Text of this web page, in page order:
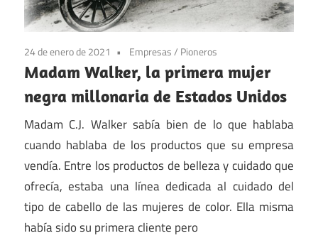
24 de enero de 2021 Empresas/ Pioneros
Madam Walker, la primera mujer
negra millonaria de Estados Unidos
Madam C.J. Walker sabía bien de lo que hablaba
cuando hablaba de los productos que su empresa
vendía. Entre los productos de belleza y cuidado que
ofrecía, estaba una línea dedicada al cuidado del
tipo de cabello de las mujeres de color. Ella misma
había sido su primera cliente pero